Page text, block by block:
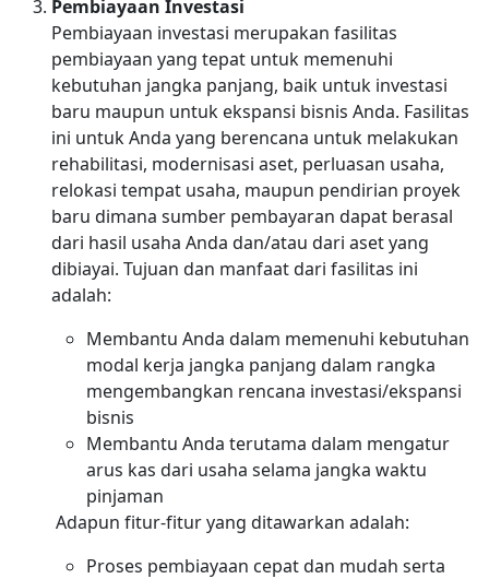
Pembiayaan Investasi
Pembiayaan investasi merupakan fasilitas
pembiayaan yang tepat untuk memenuhi
kebutuhan jangka panjang, baik untuk investasi
baru maupun untuk ekspansi bisnis Anda. Fasilitas
ini untuk Anda yang berencana untuk melakukan
rehabilitasi, modernisasi aset, perluasan usaha,
relokasi tempat usaha, maupun pendirian proyek
baru dimana sumber pembayaran dapat berasal
dari hasil usaha Anda dan/atau dari aset yang
dibiayai. Tujuan dan manfaat dari fasilitas ini
adalah:
Membantu Anda dalam memenuhi kebutuhan
modal kerja jangka panjang dalam rangka
mengembangkan rencana investasi/ekspansi
bisnis
Membantu Anda terutama dalam mengatur
arus kas dari usaha selama jangka waktu
pinjaman
Adapun fitur-fitur yang ditawarkan adalah:
Proses pembiayaan cepat dan mudah serta